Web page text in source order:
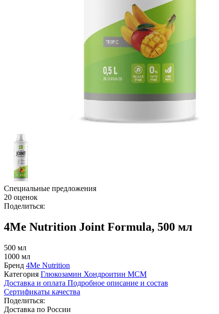
Специальные предложения
20 оценок
Поделиться:
4Me Nutrition Joint Formula, 500 мл
500 мл
1000 мл
Бренд 4Me Nutrition
Категория Глюкозамин Хондроитин МСМ
Доставка и оплата Подробное описание и состав
Сертификаты качества
Поделиться:
Доставка по России